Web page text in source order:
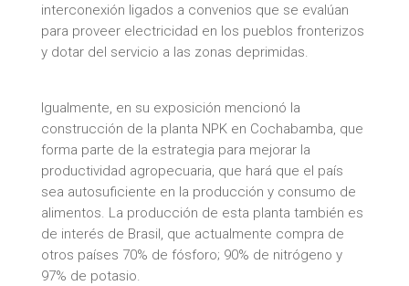
interconexión ligados a convenios que se evalúan
para proveer electricidad en los pueblos fronterizos
y dotar del servicio a las zonas deprimidas.
Igualmente, en su exposición mencionó la
construcción de la planta NPK en Cochabamba, que
forma parte de la estrategia para mejorar la
productividad agropecuaria, que hará que el país
sea autosuficiente en la producción y consumo de
alimentos. La producción de esta planta también es
de interés de Brasil, que actualmente compra de
otros países 70% de fósforo; 90% de nitrógeno y
97% de potasio.